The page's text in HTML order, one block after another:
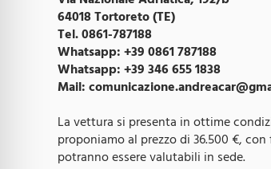
64018 Tortoreto (TE)
Tel. 0861-787188
Whatsapp: +39 0861 787188
Whatsapp: +39 346 655 1838
Mail:
La vettura si presenta in ottime
proponiamo al prezzo di 36.500 €,
potranno essere valutabili in sede.